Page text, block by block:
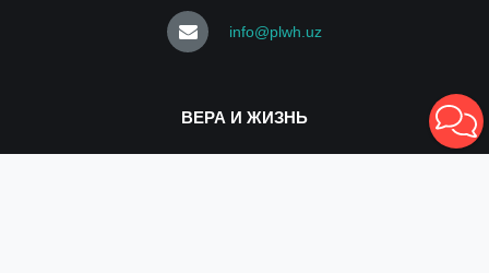
info@plwh.uz
ВЕРА И ЖИЗНЬ